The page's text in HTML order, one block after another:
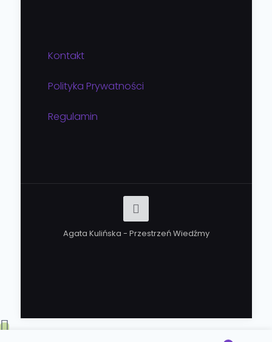
Kontakt
Polityka Prywatności
Regulamin
Agata Kulińska - Przestrzeń Wiedźmy